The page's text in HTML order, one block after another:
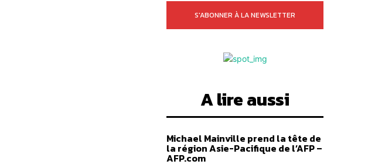
S'ABONNER À LA NEWSLETTER
A lire aussi
Michael Mainville prend la tête de
la région Asie-Pacifique de l’AFP –
AFP.com